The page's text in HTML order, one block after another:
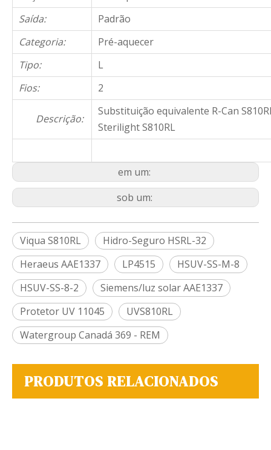
Saída:
Padrão
Categoria:
Pré-aquecer
Tipo:
L
Fios:
2
Descrição:
Substituição equivalente R-Can
Sterilight S810RL
em um:
sob um:
Viqua S810RL
Hidro-Seguro HSRL-32
Heraeus AAE1337
LP4515
HSUV-SS-M-8
HSUV-SS-8-2
Siemens/luz solar AAE1337
Protetor UV 11045
UVS810RL
Watergroup Canadá 369 - REM
PRODUTOS RELACIONADOS